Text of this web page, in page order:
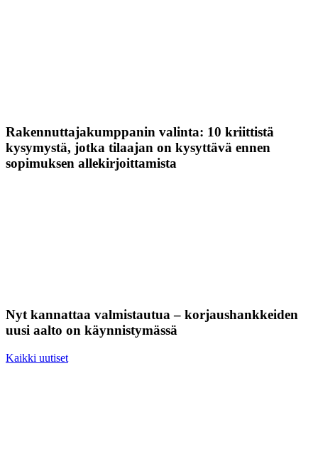
Rakennuttajakumppanin valinta: 10 kriittistä
kysymystä, jotka tilaajan on kysyttävä ennen
sopimuksen allekirjoittamista
Nyt kannattaa valmistautua – korjaushankkeiden
uusi aalto on käynnistymässä
Kaikki uutiset